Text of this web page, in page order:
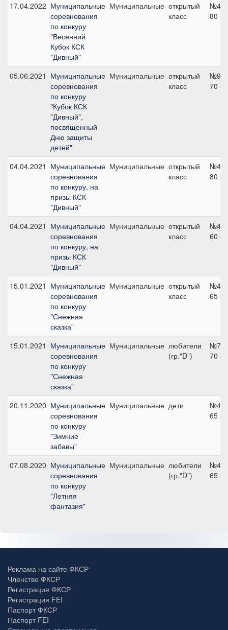
17.04.2022 Муниципальные
соревнования
по конкуру
"Весенний
Кубок КСК
"Дивный"
Муниципальные открытый
класс
№4,
80 см
05.06.2021 Муниципальные
соревнования
по конкуру
"Кубок КСК
"Дивный",
посвященный
Дню защиты
детей"
Муниципальные открытый
класс
№9,
70 см
04.04.2021 Муниципальные
соревнования
по конкуру, на
призы КСК
"Дивный"
Муниципальные открытый
класс
№4,
80 см
04.04.2021 Муниципальные
соревнования
по конкуру, на
призы КСК
"Дивный"
Муниципальные открытый
класс
№4,
60 см
15.01.2021 Муниципальные
соревнования
по конкуру
"Снежная
сказка"
Муниципальные открытый
класс
№4,
65 см
15.01.2021 Муниципальные
соревнования
по конкуру
"Снежная
сказка"
Муниципальные любители
(гр."D")
№7,
70 см
20.11.2020 Муниципальные
соревнования
по конкуру
"Зимние
забавы"
Муниципальные дети
№4,
65 см
07.08.2020 Муниципальные
соревнования
по конкуру
"Летняя
фантазия"
Муниципальные любители
(гр."D")
№4,
65 см
Реклама на сайте ФКСР
Членство ФКСР
Регистрация ФКСР
Регистрация FEI
Паспорт ФКСР
Паспорт FEI